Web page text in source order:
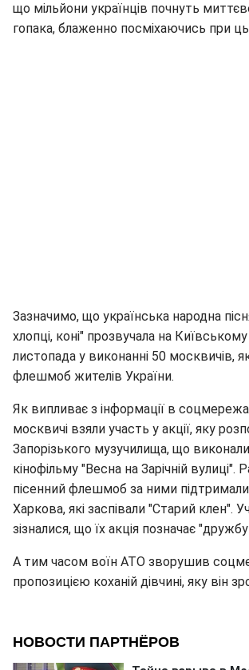
що мільйони українців почнуть
гопака, блаженно посміхаючись при
Зазначимо, що українська народна
хлопці, коні" прозвучала на
листопада у виконанні 50 москвичів,
флешмоб жителів України.
Як випливає з інформації в
москвичі взяли участь у акції, яку
Запорізького музучилища, що
кінофільму "Весна на Зарічній вулиці".
пісенний флешмоб за ними
Харкова, які заспівали "Старий клен".
зізналися, що їх акція позначає
А тим часом воїн АТО зворушив
пропозицією коханій дівчині, яку він